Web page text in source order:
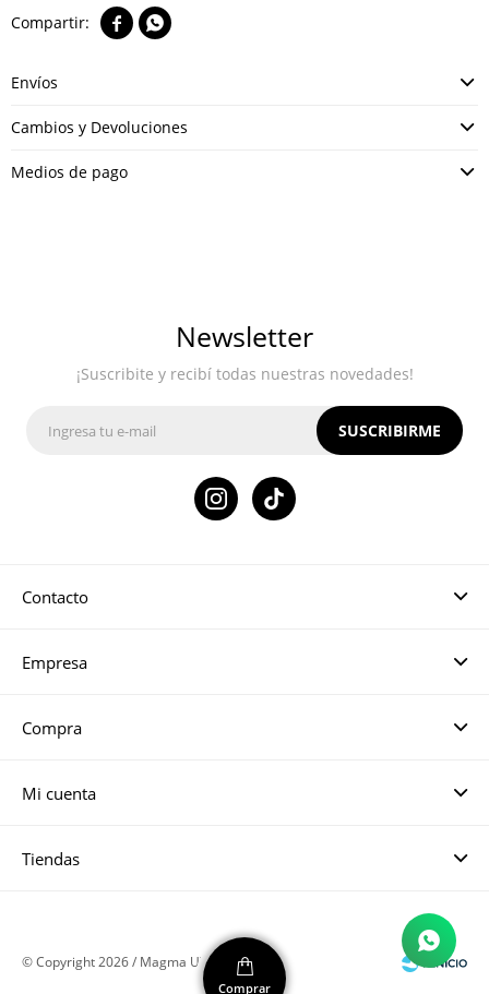
 
Envíos
Cambios y Devoluciones
Medios de pago
Contacto
Empresa
Compra
Mi cuenta
Tiendas
Newsletter
¡Suscribite y recibí todas nuestras novedades!
SUSCRIBIRME

© Copyright 2026 / Magma UY